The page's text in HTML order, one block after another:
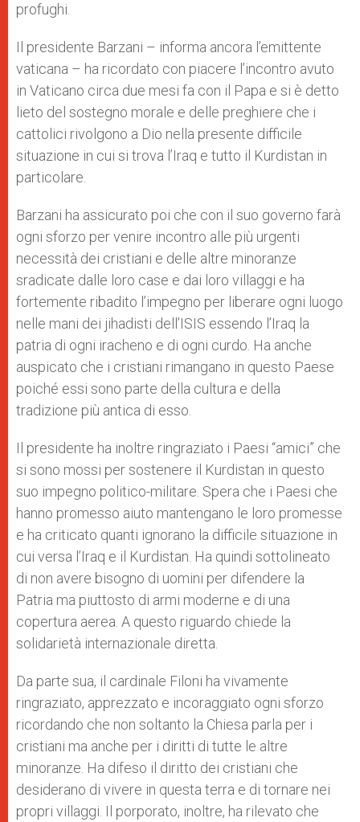
profughi.
Il presidente Barzani – informa ancora l’emittente
vaticana – ha ricordato con piacere l’incontro avuto
in Vaticano circa due mesi fa con il Papa e si è detto
lieto del sostegno morale e delle preghiere che i
cattolici rivolgono a Dio nella presente difficile
situazione in cui si trova l’Iraq e tutto il Kurdistan in
particolare.
Barzani ha assicurato poi che con il suo governo farà
ogni sforzo per venire incontro alle più urgenti
necessità dei cristiani e delle altre minoranze
sradicate dalle loro case e dai loro villaggi e ha
fortemente ribadito l’impegno per liberare ogni luogo
nelle mani dei jihadisti dell’ISIS essendo l’Iraq la
patria di ogni iracheno e di ogni curdo. Ha anche
auspicato che i cristiani rimangano in questo Paese
poiché essi sono parte della cultura e della
tradizione più antica di esso.
Il presidente ha inoltre ringraziato i Paesi “amici” che
si sono mossi per sostenere il Kurdistan in questo
suo impegno politico-militare. Spera che i Paesi che
hanno promesso aiuto mantengano le loro promesse
e ha criticato quanti ignorano la difficile situazione in
cui versa l’Iraq e il Kurdistan. Ha quindi sottolineato
di non avere bisogno di uomini per difendere la
Patria ma piuttosto di armi moderne e di una
copertura aerea. A questo riguardo chiede la
solidarietà internazionale diretta.
Da parte sua, il cardinale Filoni ha vivamente
ringraziato, apprezzato e incoraggiato ogni sforzo
ricordando che non soltanto la Chiesa parla per i
cristiani ma anche per i diritti di tutte le altre
minoranze. Ha difeso il diritto dei cristiani che
desiderano di vivere in questa terra e di tornare nei
propri villaggi. Il porporato, inoltre, ha rilevato che